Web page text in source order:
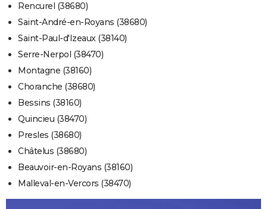
Rencurel (38680)
Saint-André-en-Royans (38680)
Saint-Paul-d'Izeaux (38140)
Serre-Nerpol (38470)
Montagne (38160)
Choranche (38680)
Bessins (38160)
Quincieu (38470)
Presles (38680)
Châtelus (38680)
Beauvoir-en-Royans (38160)
Malleval-en-Vercors (38470)